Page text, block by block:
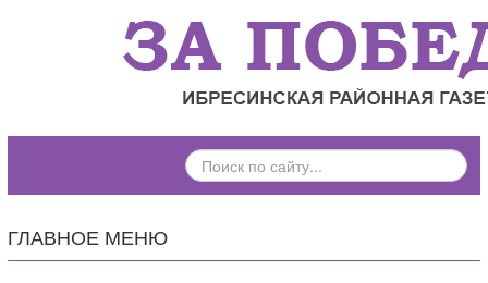
ПОИСК
ПО
ГЛАВНОЕ МЕНЮ